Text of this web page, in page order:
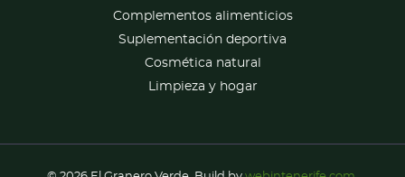
Complementos alimenticios
Suplementación deportiva
Cosmética natural
Limpieza y hogar